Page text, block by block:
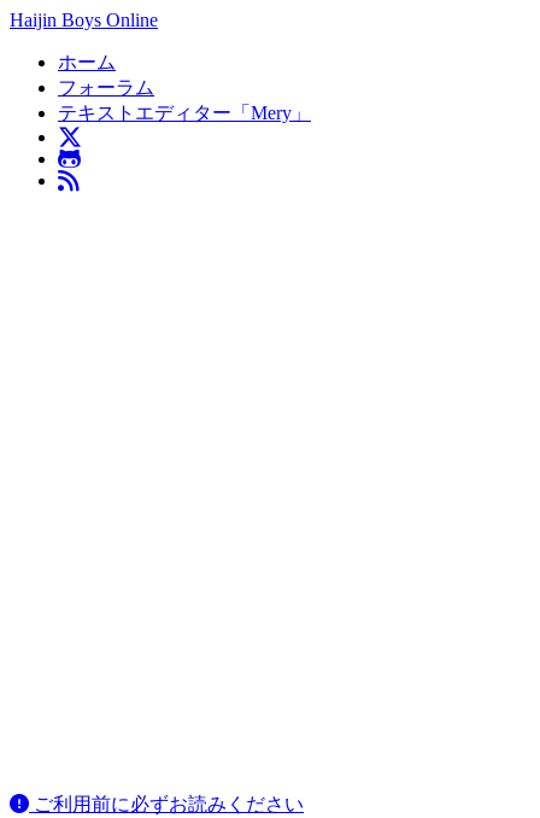
Haijin Boys Online
ホーム
フォーラム
テキストエディター「Mery」
ご利用前に必ずお読みください